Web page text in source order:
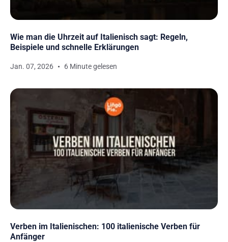
Wie man die Uhrzeit auf Italienisch sagt: Regeln,
Beispiele und schnelle Erklärungen
Jan. 07, 2026 6 Minute gelesen
Verben im Italienischen: 100 italienische Verben für
Anfänger